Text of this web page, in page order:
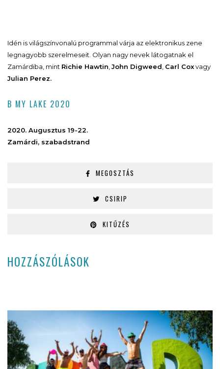
Idén is világszínvonalú programmal várja az elektronikus zene
legnagyobb szerelmeseit. Olyan nagy nevek látogatnak el
Zamárdiba, mint Richie Hawtin John Digweed Carl Coxvagy
Julian Perez.
B MY LAKE 2020
2020. Augusztus 19-22.
Zamárdi, szabadstrand
MEGOSZTÁS
CSIRIP
KITŰZÉS
HOZZÁSZÓLÁSOK